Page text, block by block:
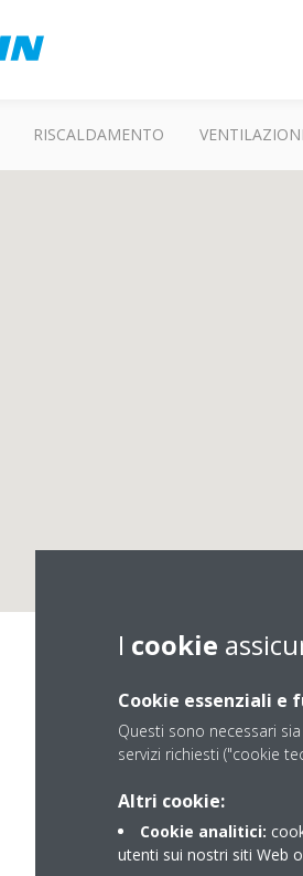
RISCALDAMENTO
I cookie
Cookie essenziali e
Questi sono necessari
servizi richiesti ("cookie
Altri cookie:
Cookie analitici:
utenti sui nostri siti Web